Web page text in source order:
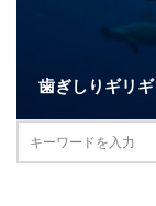
歯ぎしりギリ